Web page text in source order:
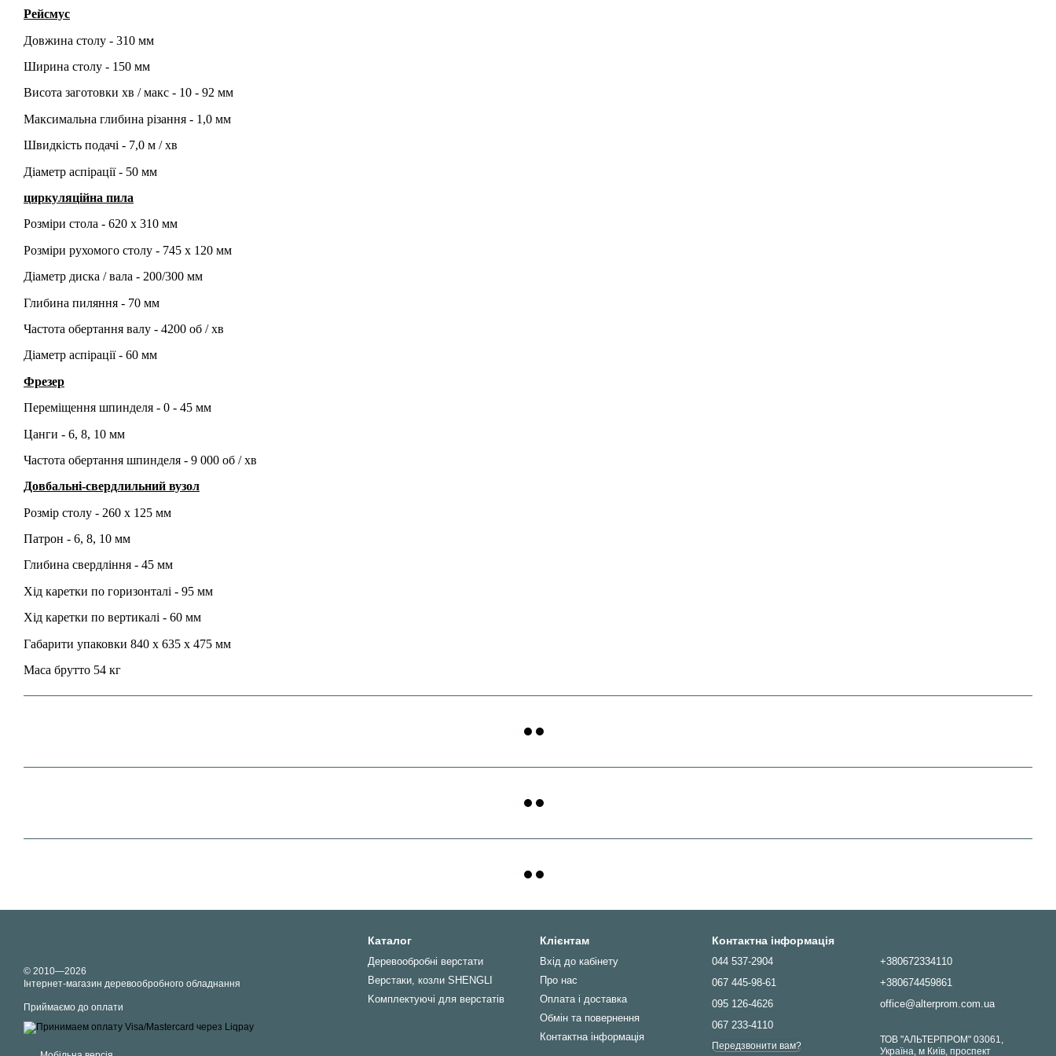
Рейсмус
Довжина столу - 310 мм
Ширина столу - 150 мм
Висота заготовки хв / макс - 10 - 92 мм
Максимальна глибина різання - 1,0 мм
Швидкість подачі - 7,0 м / хв
Діаметр аспірації - 50 мм
циркуляційна пила
Розміри стола - 620 х 310 мм
Розміри рухомого столу - 745 х 120 мм
Діаметр диска / вала - 200/300 мм
Глибина пиляння - 70 мм
Частота обертання валу - 4200 об / хв
Діаметр аспірації - 60 мм
Фрезер
Переміщення шпинделя - 0 - 45 мм
Цанги - 6, 8, 10 мм
Частота обертання шпинделя - 9 000 об / хв
Довбальні-свердлильний вузол
Розмір столу - 260 х 125 мм
Патрон - 6, 8, 10 мм
Глибина свердління - 45 мм
Хід каретки по горизонталі - 95 мм
Хід каретки по вертикалі - 60 мм
Габарити упаковки 840 х 635 х 475 мм
Маса брутто 54 кг
© 2010—2026
Інтернет-магазин деревообробного обладнання
Приймаємо до оплати
Каталог
Деревообробні верстати
Верстаки, козли SHENGLI
Kомплектуючі для верстатів
Клієнтам
Вхід до кабінету
Про нас
Оплата і доставка
Обмін та повернення
Контактна інформація
Контактна інформація
044 537-2904
067 445-98-61
095 126-4626
067 233-4110
Передзвонити вам?
+380672334110
+380674459861
office@alterprom.com.ua
ТОВ "АЛЬТЕРПРОМ" 03061,
Україна, м Київ, проспект